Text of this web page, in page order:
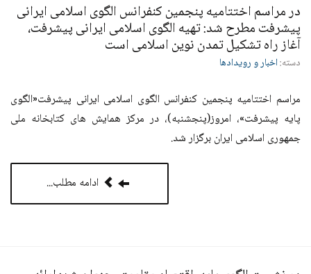
در مراسم اختتامیه پنجمین کنفرانس الگوی اسلامی ایرانی
پیشرفت مطرح شد: تهیه الگوی اسلامی ایرانی پیشرفت،
آغاز راه تشکیل تمدن نوین اسلامی است
دسته:اخبار و رویدادها
مراسم اختتامیه پنجمین کنفرانس الگوی اسلامی ایرانی پیشرفت«الگوی
پایه پیشرفت»، امروز(پنجشنبه)، در مرکز همایش های کتابخانه ملی
جمهوری اسلامی ایران برگزار شد.
ادامه مطلب...